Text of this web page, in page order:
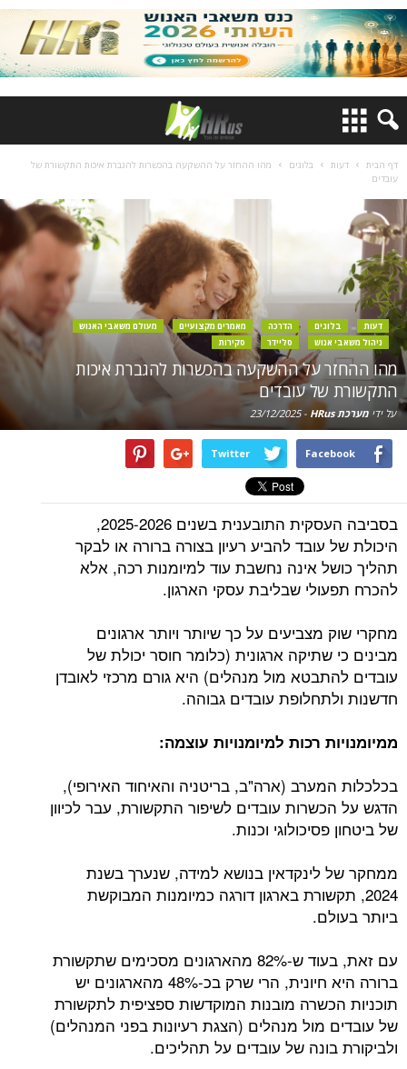
דף הבית דעות בלוגים
מהו ההחזר על ההשקעה בהכשרות להגברת איכות התקשורת של
עובדים
דעות בלוגים הדרכה מאמרים מקצועיים
מעולם משאבי האנוש
ניהול משאבי אנוש
סליידר סקירות
מהו ההחזר על ההשקעה בהכשרות להגברת איכות
התקשורת של עובדים
על ידי מערכת HRus -
23/12/2025
Facebook
Twitter
בסביבה העסקית התובענית בשנים 2025-2026,
היכולת של עובד להביע רעיון בצורה ברורה או לבקר
תהליך כושל אינה נחשבת עוד למיומנות רכה, אלא
להכרח תפעולי שבליבת עסקי הארגון.
מחקרי שוק מצביעים על כך שיותר ויותר ארגונים
מבינים כי שתיקה ארגונית (כלומר חוסר יכולת של
עובדים להתבטא מול מנהלים) היא גורם מרכזי לאובדן
חדשנות ולתחלופת עובדים גבוהה.
ממיומנויות רכות למיומנויות עוצמה:
בכלכלות המערב (ארה"ב, בריטניה והאיחוד האירופי),
הדגש על הכשרות עובדים לשיפור התקשורת, עבר לכיוון
של ביטחון פסיכולוגי וכנות.
ממחקר של לינקדאין בנושא למידה, שנערך בשנת
2024, תקשורת בארגון דורגה כמיומנות המבוקשת
ביותר בעולם.
עם זאת, בעוד ש-82% מהארגונים מסכימים שתקשורת
ברורה היא חיונית, הרי שרק בכ-48% מהארגונים יש
תוכניות הכשרה מובנות המוקדשות ספציפית לתקשורת
של עובדים מול מנהלים (הצגת רעיונות בפני המנהלים)
ולביקורת בונה של עובדים על תהליכים.